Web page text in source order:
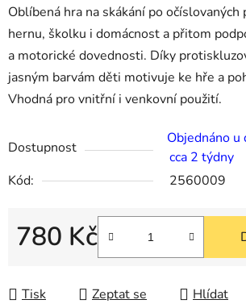
Oblíbená hra na skákání po očíslovaných
hernu, školku i domácnost a přitom
a motorické dovednosti. Díky
jasným barvám děti motivuje ke hře a
Vhodná pro vnitřní i venkovní použití.
Dostupnost
Objednáno u
cca 2 týdny
Kód:
2560009
780 Kč
Tisk Zeptat se Hlídat